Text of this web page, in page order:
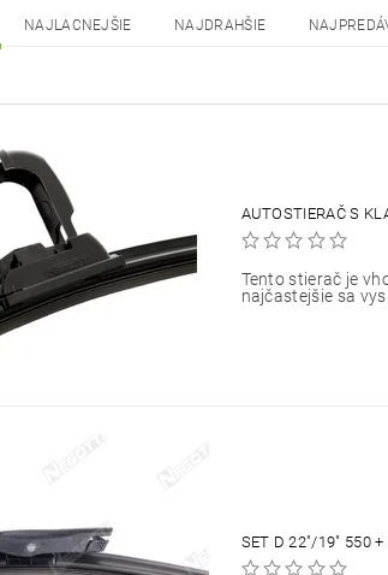
NAJLACNEJŠIE NAJDRAHŠIE
AUTOSTIERAČ S
Tento stierač je
najčastejšie sa
SET D 22"/19" 550 +